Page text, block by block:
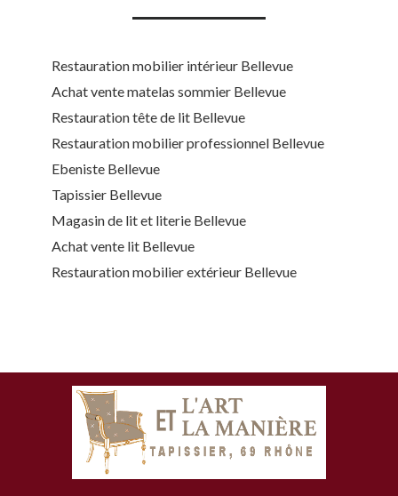
Restauration mobilier intérieur Bellevue
Achat vente matelas sommier Bellevue
Restauration tête de lit Bellevue
Restauration mobilier professionnel Bellevue
Ebeniste Bellevue
Tapissier Bellevue
Magasin de lit et literie Bellevue
Achat vente lit Bellevue
Restauration mobilier extérieur Bellevue